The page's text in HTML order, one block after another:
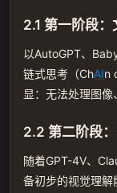
2.1 第一阶段
以AutoGPT、
链式思考（ChAIn
显：无法处理图像
2.2 第二阶段
随着GPT-4V、
备初步的视觉理